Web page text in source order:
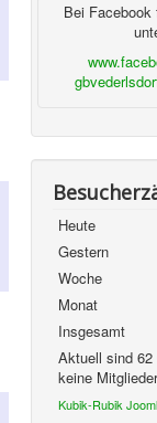
Bei
Heute
Gestern
Woche
Monat
Insgesamt
Aktuell sind 62
keine
Kubik-Rubik